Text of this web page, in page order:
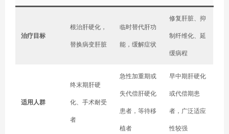
治疗目标
根治肝硬化，
替换病变肝脏
临时替代肝功
能，缓解症状
修复肝脏、抑
制纤维化、延
缓病程
适用人群
终末期肝硬
化、手术耐受
者
急性加重期或
失代偿肝硬化
患者，等待移
植者
早中期肝硬化
或代偿期患
者，广泛适应
性较强